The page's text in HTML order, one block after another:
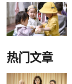
热门文章